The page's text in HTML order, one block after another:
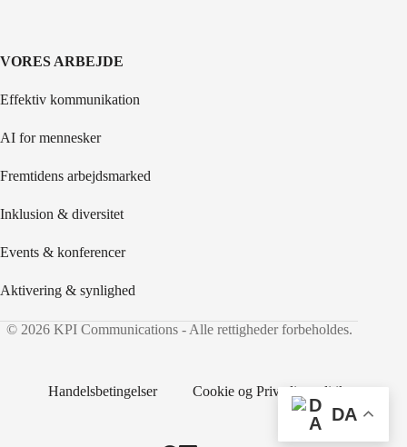
VORES ARBEJDE
Effektiv kommunikation
AI for mennesker
Fremtidens arbejdsmarked
Inklusion & diversitet
Events & konferencer
Aktivering & synlighed
© 2026 KPI Communications - Alle rettigheder forbeholdes.
Handelsbetingelser Cookie og Privatlivspolitik
DA